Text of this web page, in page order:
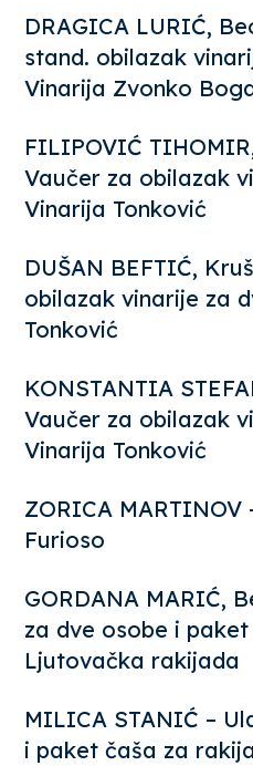
DRAGICA LURIĆ,
stand. obilazak
Vinarija Zvonko
FILIPOVIĆ
Vaučer za obilazak
Vinarija Tonković
DUŠAN BEFTIĆ,
obilazak vinarije za
Tonković
KONSTANTIA
Vaučer za obilazak
Vinarija Tonković
ZORICA
Furioso
GORDANA MARIĆ,
za dve osobe i
Ljutovačka rakijada
MILICA STANIĆ –
i paket čaša za